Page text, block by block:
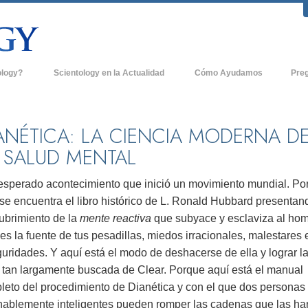
Scientology
acerca de
de Scientology
Dianética
es Grandeza?
Scientology en la Actualidad
Organizaciones Avanzadas
Freewinds
Llevando Scientology al Mundo
David Miscavige - Líder Eclesiástico de
Scientology
Cómo Ayudamos
La
LA CIENCIA MODERNA DE
MENTAL
acontecimiento que inició un movimiento mundial.
encuentra el libro histórico de L. Ronald Hubbard
de la mente reactiva que subyace y esclaviza al
la fuente de tus pesadillas, miedos irracionales, malestares
Y aquí está el modo de deshacerse de ella y lograr la
tan largamente buscada de Clear. Porque aquí está el manual
del procedimiento de Dianética y con el que dos personas
inteligentes pueden romper las cadenas que las